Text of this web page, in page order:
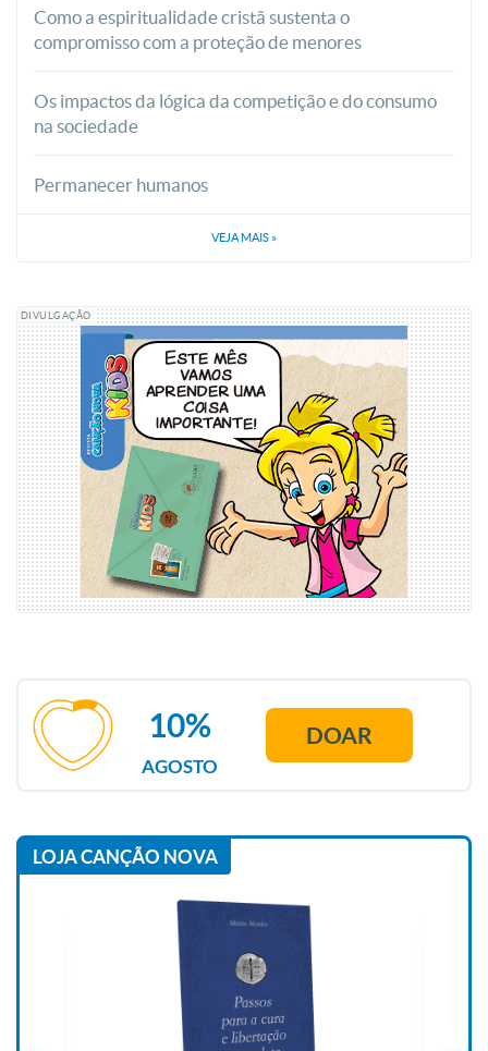
Como a espiritualidade cristã sustenta o
compromisso com a proteção de menores
Os impactos da lógica da competição e do consumo
na sociedade
Permanecer humanos
VEJA MAIS »
DIVULGAÇÃO
AGOSTO
10% DOAR
LOJA CANÇÃO NOVA